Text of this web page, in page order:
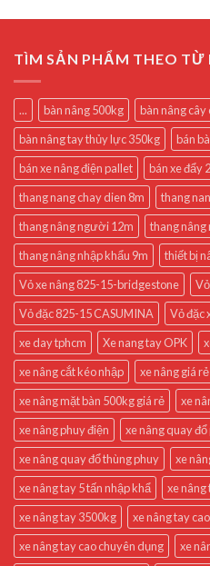
TÌM SẢN PHẨM THEO TỪ
... bàn nâng 500kg
bàn nâng cây
bàn nâng tay thủy lực 350kg
bán
bán xe nâng điện pallet
bán xe đẩy
thang nang chay dien 8m
thang
thang nâng người 12m
thang
thang nâng nhập khẩu 9m
thiết bị
Vỏ xe nâng 825-15-bridgestone
Vỏ đặc 825-15 CASUMINA
Vỏ đặc
xe day tphcm
Xe nang tay OPK
xe nâng cắt kéo nhập
xe nâng giá
xe nâng mặt bàn 500kg giá rẻ
xe
xe nâng phuy điện
xe nâng quay
xe nâng quay đổ thùng phuy
xe
xe nâng tay 5 tấn nhập khẩ
xe nâng
xe nâng tay 3500kg
xe nâng tay
xe nâng tay cao chuyên dụng
xe